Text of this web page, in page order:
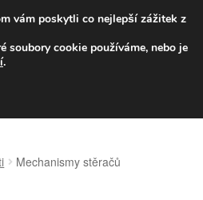
od 139,-Kč
9-16 704 494 494
Mechanismy stěračů
vám poskytli co nejlepší zážitek z
soubory cookie používáme, nebo je
.